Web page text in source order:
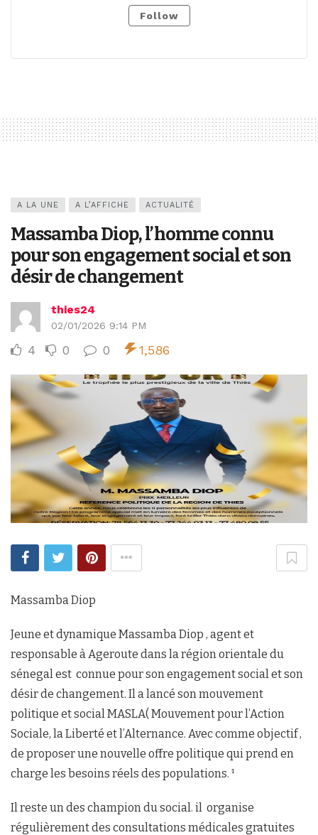
Follow
A LA UNE A L’AFFICHE ACTUALITÉ
Massamba Diop, l’homme connu
pour son engagement social et son
désir de changement
thies24
02/01/2026 9:14 PM
4 0 0 1,586
Massamba Diop
Jeune et dynamique Massamba Diop , agent et
responsable à Ageroute dans la région orientale du
sénegal est connue pour son engagement social et son
désir de changement. Il a lancé son mouvement
politique et social MASLA( Mouvement pour l’Action
Sociale, la Liberté et l’Alternance. Avec comme objectif ,
de proposer une nouvelle offre politique qui prend en
charge les besoins réels des populations. ¹
Il reste un des champion du social. il organise
régulièrement des consultations médicales gratuites